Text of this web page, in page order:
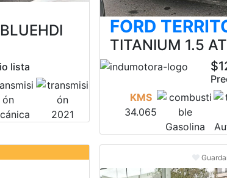
lista
2021
FORD
TITANIUM 1.5
KMS
34.065
Gasolina